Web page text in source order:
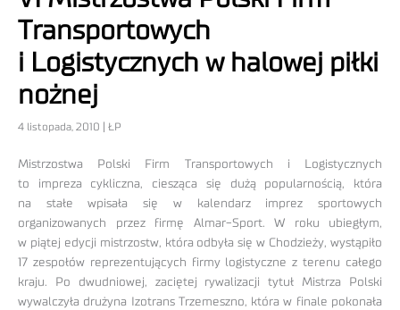
Transportowych
i Logistycznych w halowej piłki
nożnej
4 listopada, 2010 | ŁP
Mistrzostwa Polski Firm Transportowych i Logistycznych
to impreza cykliczna, ciesząca się dużą popularnością, która
na stałe wpisała się w kalendarz imprez sportowych
organizowanych przez firmę Almar-Sport. W roku ubiegłym,
w piątej edycji mistrzostw, która odbyła się w Chodzieży, wystąpiło
17 zespołów reprezentujących firmy logistyczne z terenu całego
kraju. Po dwudniowej, zaciętej rywalizacji tytuł Mistrza Polski
wywalczyła drużyna Izotrans Trzemeszno, która w finale pokonała